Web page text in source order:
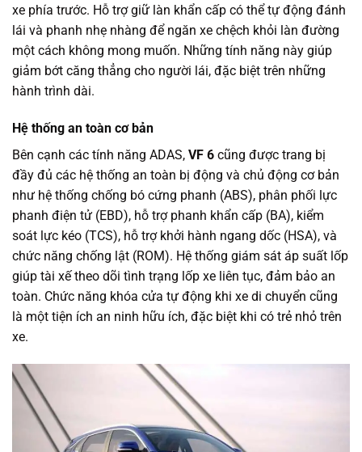
xe phía trước. Hỗ trợ giữ làn khẩn cấp có thể tự động đánh
lái và phanh nhẹ nhàng để ngăn xe chệch khỏi làn đường
một cách không mong muốn. Những tính năng này giúp
giảm bớt căng thẳng cho người lái, đặc biệt trên những
hành trình dài.
Hệ thống an toàn cơ bản
Bên cạnh các tính năng ADAS, VF 6 cũng được trang bị
đầy đủ các hệ thống an toàn bị động và chủ động cơ bản
như hệ thống chống bó cứng phanh (ABS), phân phối lực
phanh điện tử (EBD), hỗ trợ phanh khẩn cấp (BA), kiểm
soát lực kéo (TCS), hỗ trợ khởi hành ngang dốc (HSA), và
chức năng chống lật (ROM). Hệ thống giám sát áp suất lốp
giúp tài xế theo dõi tình trạng lốp xe liên tục, đảm bảo an
toàn. Chức năng khóa cửa tự động khi xe di chuyển cũng
là một tiện ích an ninh hữu ích, đặc biệt khi có trẻ nhỏ trên
xe.